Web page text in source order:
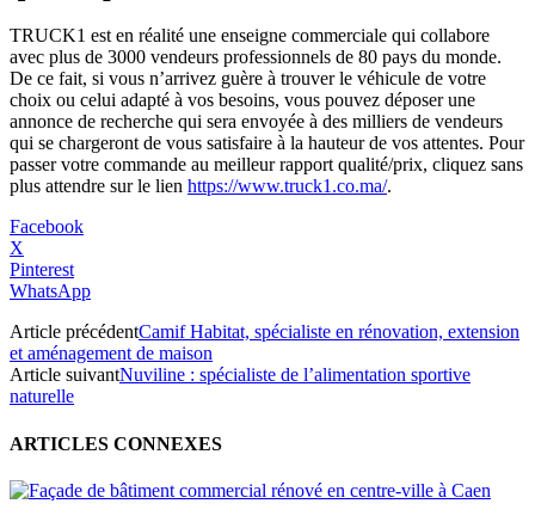
TRUCK1 est en réalité une enseigne commerciale qui collabore
avec plus de 3000 vendeurs professionnels de 80 pays du monde.
De ce fait, si vous n’arrivez guère à trouver le véhicule de votre
choix ou celui adapté à vos besoins, vous pouvez déposer une
annonce de recherche qui sera envoyée à des milliers de vendeurs
qui se chargeront de vous satisfaire à la hauteur de vos attentes. Pour
passer votre commande au meilleur rapport qualité/prix, cliquez sans
plus attendre sur le lien https://www.truck1.co.ma/.
Facebook
X
Pinterest
WhatsApp
Article précédentCamif Habitat, spécialiste en rénovation, extension
et aménagement de maison
Article suivantNuviline : spécialiste de l’alimentation sportive
naturelle
ARTICLES CONNEXES